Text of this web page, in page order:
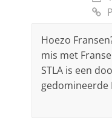
Hoezo
mis met
STLA is een
gedomineerde